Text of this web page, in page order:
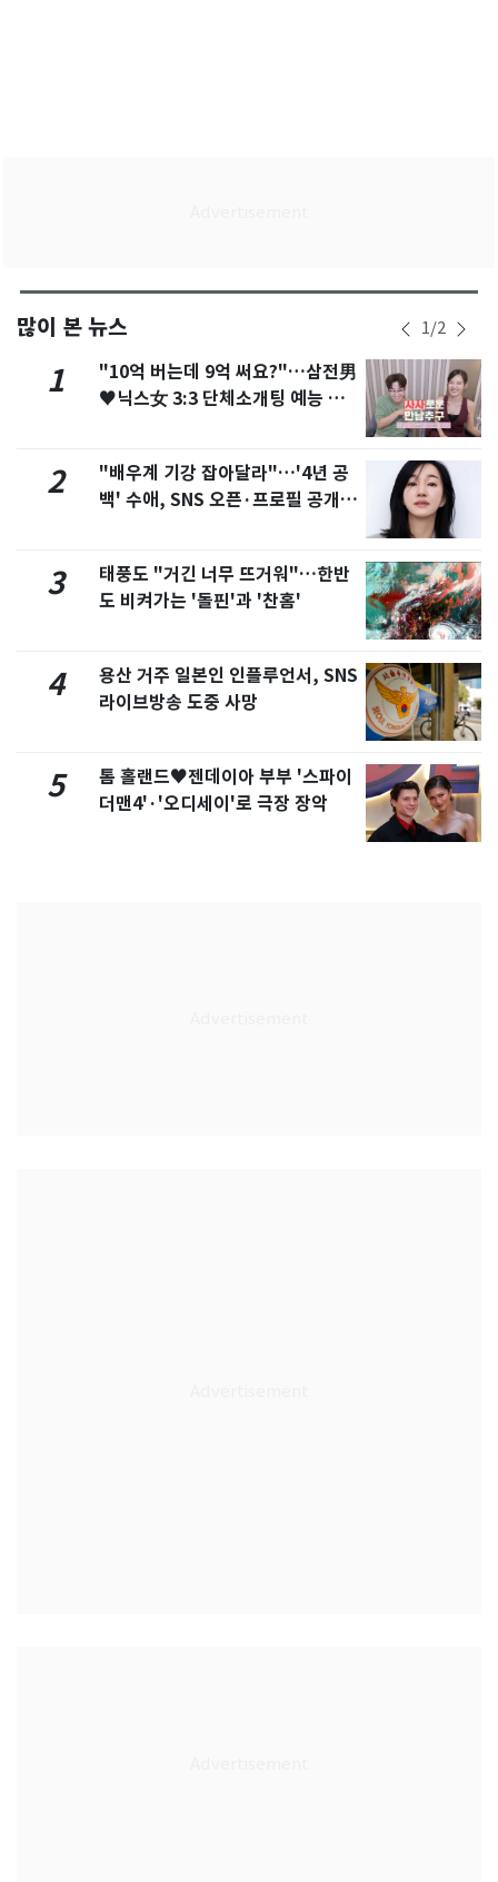
많이 본 뉴스 1/2
1
"10억 버는데 9억 써요?"…삼전男
♥닉스女 3:3 단체소개팅 예능 화
2
"배우계 기강 잡아달라"…'4년 공
백' 수애, SNS 오픈·프로필 공개
3
태풍도 "거긴 너무 뜨거워"…한반
도 비켜가는 '돌핀'과 '찬홈'
4
용산 거주 일본인 인플루언서, SNS
라이브방송 도중 사망
5
톰 홀랜드♥젠데이아 부부 '스파이
더맨4'·'오디세이'로 극장 장악